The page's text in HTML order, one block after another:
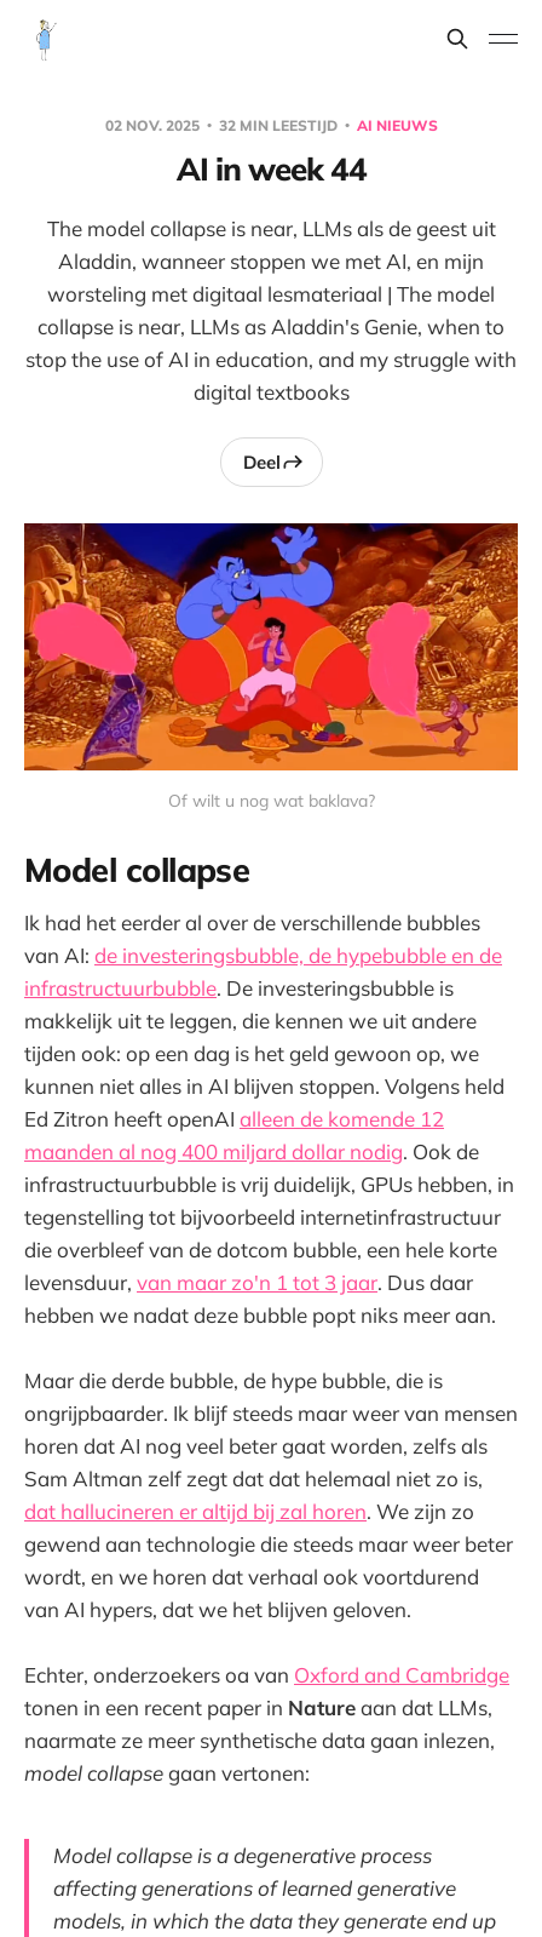
02 NOV. 2025 32 MIN LEESTIJD AI NIEUWS
AI in week 44
The model collapse is near, LLMs als de geest uit
Aladdin, wanneer stoppen we met AI, en mijn
worsteling met digitaal lesmateriaal | The model
collapse is near, LLMs as Aladdin's Genie, when to
stop the use of AI in education, and my struggle with
digital textbooks
Deel
Of wilt u nog wat baklava?
Model collapse
Ik had het eerder al over de verschillende bubbles
van AI: de investeringsbubble, de hypebubble en de
infrastructuurbubble. De investeringsbubble is
makkelijk uit te leggen, die kennen we uit andere
tijden ook: op een dag is het geld gewoon op, we
kunnen niet alles in AI blijven stoppen. Volgens held
Ed Zitron heeft openAI alleen de komende 12
maanden al nog 400 miljard dollar nodig. Ook de
infrastructuurbubble is vrij duidelijk, GPUs hebben, in
tegenstelling tot bijvoorbeeld internetinfrastructuur
die overbleef van de dotcom bubble, een hele korte
levensduur, van maar zo'n 1 tot 3 jaar. Dus daar
hebben we nadat deze bubble popt niks meer aan.
Maar die derde bubble, de hype bubble, die is
ongrijpbaarder. Ik blijf steeds maar weer van mensen
horen dat AI nog veel beter gaat worden, zelfs als
Sam Altman zelf zegt dat dat helemaal niet zo is,
dat hallucineren er altijd bij zal horen. We zijn zo
gewend aan technologie die steeds maar weer beter
wordt, en we horen dat verhaal ook voortdurend
van AI hypers, dat we het blijven geloven.
Echter, onderzoekers oa van Oxford and Cambridge
tonen in een recent paper in Natureaan dat LLMs,
naarmate ze meer synthetische data gaan inlezen,
model collapsegaan vertonen:
Model collapse is a degenerative process
affecting generations of learned generative
models, in which the data they generate end up